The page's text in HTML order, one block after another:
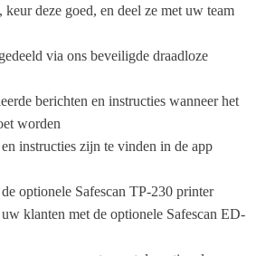
deze goed, en deel ze met uw team
via ons beveiligde draadloze
berichten en instructies wanneer het
worden
instructies zijn te vinden in de app
optionele Safescan TP-230 printer
klanten met de optionele Safescan ED-